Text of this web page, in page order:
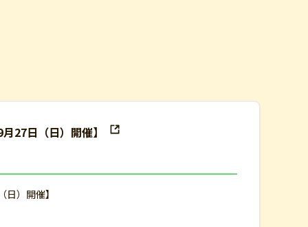
27日（日）開催】
）開催】